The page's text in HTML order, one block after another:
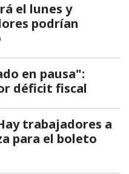
el lunes y
podrían
en pausa":
déficit fiscal
trabajadores a
para el boleto